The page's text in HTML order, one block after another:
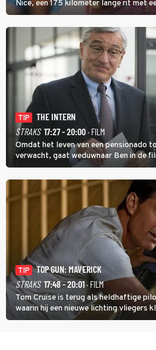
Nice, een 175 kilometer lange rit met
midden. Dat is mogelijk niet de
temperatuur. Het kan in Nice namelijk
TIP
THE INTERN
STRAKS 17:27 - 20:00· FILM
Omdat het leven van een pensionado
verwacht, gaat weduwnaar Ben in de
bij de hippe webwinkel van Jules, wat
TIP
TOP GUN: MAVERICK
STRAKS 17:48 - 20:01· FILM
Tom Cruise is terug als heldhaftige
waarin hij een nieuwe lichting vliegers
werk.